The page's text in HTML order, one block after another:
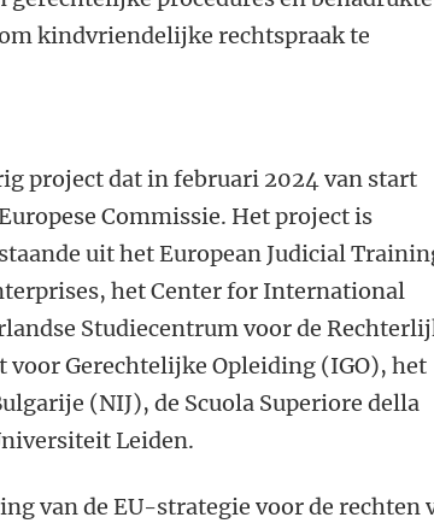
kindvriendelijke rechtspraak te
project dat in februari 2024 van start
Commissie. Het project is
uit het European Judicial
het Center for International
Studiecentrum voor de
Gerechtelijke Opleiding (IGO), het
(NIJ), de Scuola Superiore della
Leiden.
van de EU-strategie voor de rechten